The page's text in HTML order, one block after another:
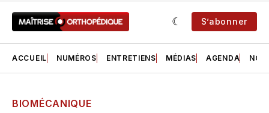
S’abonner
ACCUEIL NUMÉROS ENTRETIENS MÉDIAS AGENDA NOS
BIOMÉCANIQUE